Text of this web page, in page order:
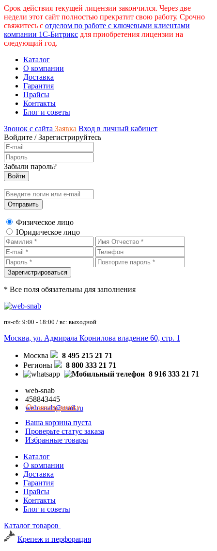
Срок действия текущей лицензии закончился. Через две
недели этот сайт полностью прекратит свою работу. Срочно
свяжитесь с отделом по работе с ключевыми клиентами
компании 1С-Битрикс для приобретения лицензии на
следующий год.
Каталог
О компании
Доставка
Гарантия
Прайсы
Контакты
Блог и советы
Звонок с сайта Заявка Вход в личный кабинет
Войдите /Зарегистрируйтесь
Забыли пароль?
Физическое лицо
Юридическое лицо
* Все поля обязательны для заполнения
пн-сб: 9:00 - 18:00 / вс: выходной
Москва, ул. Адмирала Корнилова владение 60, стр. 1
Москва
8 495 215 21 71
Регионы
8 800 333 21 71
8 916 333 21 71
web-snab
458843445
web-snab@mail.ru
Оставить заявку
Ваша корзина пуста
Проверьте статус заказа
Избранные товары
Каталог
О компании
Доставка
Гарантия
Прайсы
Контакты
Блог и советы
Каталог товаров
Крепеж и перфорация